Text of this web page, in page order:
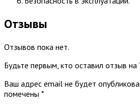
Отзывы
Отзывов пока нет.
Будьте первым, кто оставил отзыв на
Ваш адрес email не будет
помечены *